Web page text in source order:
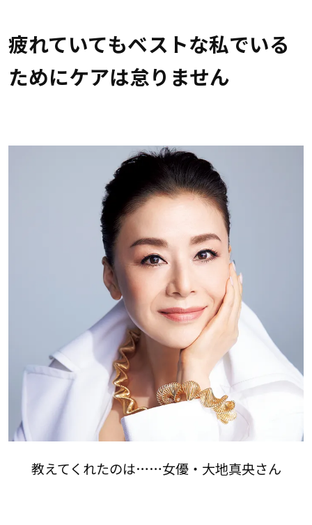
疲れていてもベストな私でいる
ためにケアは怠りません
教えてくれたのは……女優・大地真央さん